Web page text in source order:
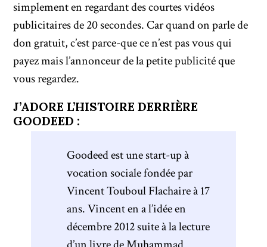
simplement en regardant des courtes vidéos
publicitaires de 20 secondes. Car quand on parle de
don gratuit, c’est parce-que ce n’est pas vous qui
payez mais l’annonceur de la petite publicité que
vous regardez.
J’ADORE L’HISTOIRE DERRIÈRE
GOODEED :
Goodeed est une start-up à
vocation sociale fondée par
Vincent Touboul Flachaire à 17
ans. Vincent en a l’idée en
décembre 2012 suite à la lecture